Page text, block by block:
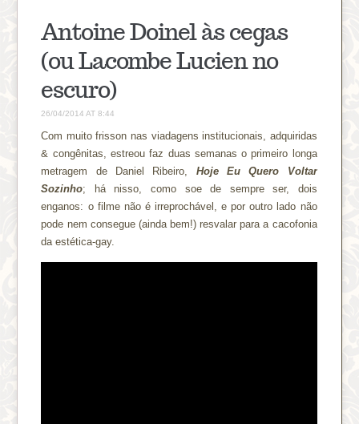
Antoine Doinel às cegas
(ou Lacombe Lucien no
escuro)
26/04/2014 AT 8:44
Com muito frisson nas viadagens institucionais, adquiridas
& congênitas, estreou faz duas semanas o primeiro longa
metragem de Daniel Ribeiro, Hoje Eu Quero Voltar
Sozinho; há nisso, como soe de sempre ser, dois
enganos: o filme não é irreprochável, e por outro lado não
pode nem consegue (ainda bem!) resvalar para a cacofonia
da estética-gay.